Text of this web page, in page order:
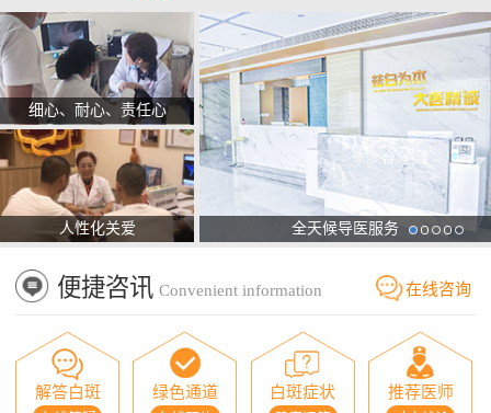
细心、耐心、责任心
人性化关爱 全天候导医服务
便捷咨讯 Convenient information 在线咨询
解答白斑 绿色通道 白斑症状 推荐医师